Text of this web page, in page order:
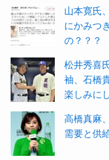
山本寛氏
にかみつ
の？？？
松井秀喜
袖、石橋
楽しみに
高橋真麻
需要と供